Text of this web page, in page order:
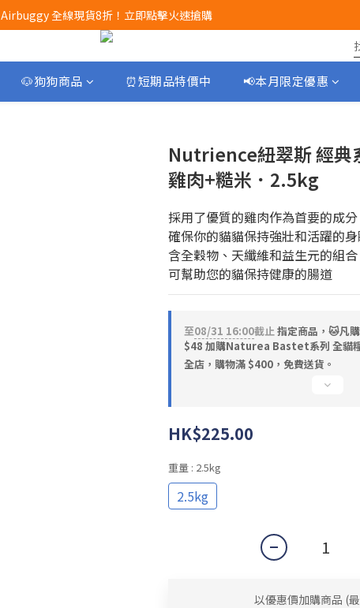
Airbuggy 全線現貨8折！立即點擊火速搶購
Airbuggy 全線現貨8折！立即點擊火速搶購
CURLI瑞士狗帶全款式3折！立即按下搶購
買任何獅子砂可享半價加購獅子砂木薯砂1包
Airbuggy 全線現貨8折！立即點擊火速搶購
🐶狗狗商品 ⏰短期品特價中 📢本月限定優惠
Nutrience紐翠斯 經典
雞肉+糙米．2.5kg
採用了優質的雞肉作為首要的成分
確保你的貓貓保持強壯和活躍的
含全穀物、天纖維和益生元的組合
可幫助您的貓保持健康的腸道
至08/31 16:00截止指定商品，🐱凡
$48 加購Naturea Bastet系列 全貓
全店，購物滿 $400，免費送貨。
HK$225.00
重量 : 2.5kg
2.5kg
以優惠價加購商品 (